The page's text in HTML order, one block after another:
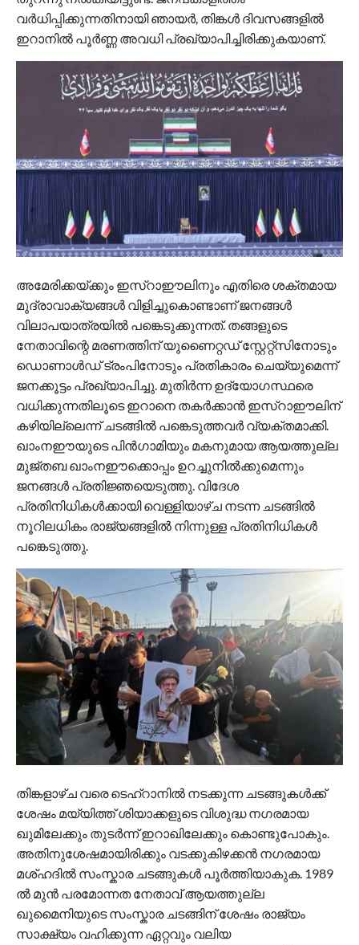
വർധിപ്പിക്കുന്നതിനായി ഞായർ, തിങ്കൾ ദിവസങ്ങളിൽ
ഇറാനിൽ പൂർണ്ണ അവധി പ്രഖ്യാപിച്ചിരിക്കുകയാണ്.
അമേരിക്കയ്ക്കും ഇസ്റാഈലിനും എതിരെ ശക്തമായ
മുദ്രാവാക്യങ്ങൾ വിളിച്ചുകൊണ്ടാണ് ജനങ്ങൾ
വിലാപയാത്രയിൽ പങ്കെടുക്കുന്നത്. തങ്ങളുടെ
നേതാവിന്റെ മരണത്തിന് യുണൈറ്റഡ് സ്റ്റേറ്റ്സിനോടും
ഡൊണാൾഡ് ട്രംപിനോടും പ്രതികാരം ചെയ്യുമെന്ന്
ജനക്കൂട്ടം പ്രഖ്യാപിച്ചു. മുതിർന്ന ഉദ്യോഗസ്ഥരെ
വധിക്കുന്നതിലൂടെ ഇറാനെ തകർക്കാൻ ഇസ്റാഈലിന്
കഴിയില്ലെന്ന് ചടങ്ങിൽ പങ്കെടുത്തവർ വ്യക്തമാക്കി.
ഖാംനഈയുടെ പിൻഗാമിയും മകനുമായ ആയത്തുല്ല
മുജ്തബ ഖാംനഈക്കൊപ്പം ഉറച്ചുനിൽക്കുമെന്നും
ജനങ്ങൾ പ്രതിജ്ഞയെടുത്തു. വിദേശ
പ്രതിനിധികൾക്കായി വെള്ളിയാഴ്ച നടന്ന ചടങ്ങിൽ
നൂറിലധികം രാജ്യങ്ങളിൽ നിന്നുള്ള പ്രതിനിധികൾ
പങ്കെടുത്തു.
തിങ്കളാഴ്ച വരെ ടെഹ്റാനിൽ നടക്കുന്ന ചടങ്ങുകൾക്ക്
ശേഷം മയ്യിത്ത് ശിയാക്കളുടെ വിശുദ്ധ നഗരമായ
ഖുമിലേക്കും തുടർന്ന് ഇറാഖിലേക്കും കൊണ്ടുപോകും.
അതിനുശേഷമായിരിക്കും വടക്കുകിഴക്കൻ നഗരമായ
മശ്ഹദിൽ സംസ്കാര ചടങ്ങുകൾ പൂർത്തിയാകുക. 1989
ൽ മുൻ പരമോന്നത നേതാവ് ആയത്തുല്ല
ഖുമൈനിയുടെ സംസ്കാര ചടങ്ങിന് ശേഷം രാജ്യം
സാക്ഷ്യം വഹിക്കുന്ന ഏറ്റവും വലിയ